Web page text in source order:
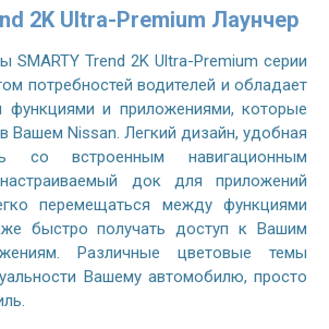
2K Ultra-Premium Лаунчер
SMARTY Trend 2K Ultra-Premium серии
потребностей водителей и обладает
функциями и приложениями, которые
Вашем Nissan. Легкий дизайн, удобная
со встроенным навигационным
док для приложений
перемещаться между функциями
быстро получать доступ к Вашим
Различные цветовые темы
Вашему автомобилю, просто